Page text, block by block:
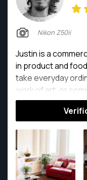
Nikon Z50ii
Justin is a
in product and
take everyday
work of art, or
would want to